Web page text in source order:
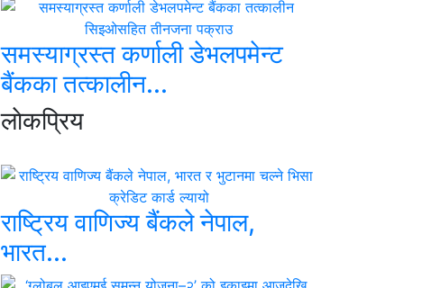
समस्याग्रस्त कर्णाली डेभलपमेन्ट
बैंकका तत्कालीन...
लाेकप्रिय
राष्ट्रिय वाणिज्य बैंकले नेपाल,
भारत...